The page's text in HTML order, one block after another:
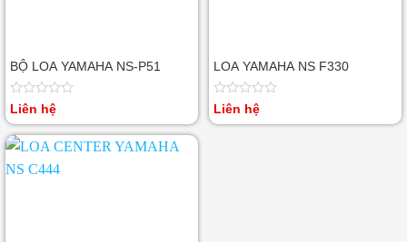
BỘ LOA YAMAHA NS-P51
Được
hạng
0
sao
Liên hệ
LOA YAMAHA NS F330
Được
Liên hệ